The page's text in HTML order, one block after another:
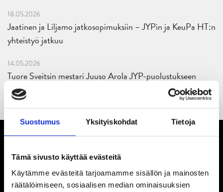
Suostumus Yksityiskohdat Tietoja
Tämä sivusto käyttää evästeitä
Käytämme evästeitä tarjoamamme sisällön ja mainosten
räätälöimiseen, sosiaalisen median ominaisuuksien
18.05.2026
Jaatinen ja Liljamo jatkosopimuksiin – JYPin ja KeuPa HT:n
yhteistyö jatkuu
14.05.2026
Tuore Sveitsin mestari Juuso Arola JYP-puolustukseen
kahden vuoden sopimuksella